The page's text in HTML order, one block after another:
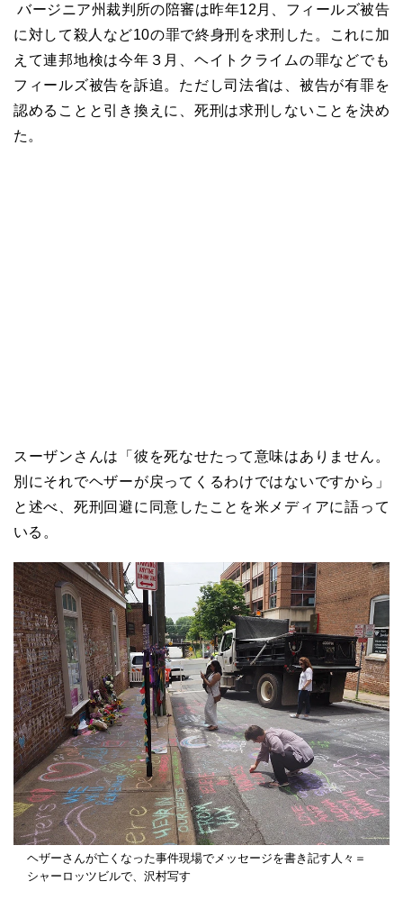
バージニア州裁判所の陪審は昨年12月、フィールズ被告
に対して殺人など10の罪で終身刑を求刑した。これに加
えて連邦地検は今年３月、ヘイトクライムの罪などでも
フィールズ被告を訴追。ただし司法省は、被告が有罪を
認めることと引き換えに、死刑は求刑しないことを決め
た。
スーザンさんは「彼を死なせたって意味はありません。
別にそれでヘザーが戻ってくるわけではないですから」
と述べ、死刑回避に同意したことを米メディアに語って
いる。
ヘザーさんが亡くなった事件現場でメッセージを書き記す人々＝
シャーロッツビルで、沢村写す